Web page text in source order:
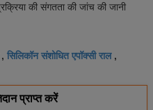
की संगतता की जांच की जानी
सिलिकॉन संशोधित एपॉक्सी राल,
प्राप्त करें